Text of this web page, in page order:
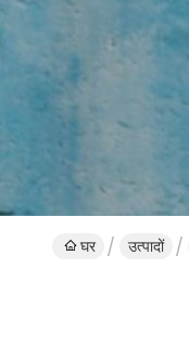
घर उत्पादों